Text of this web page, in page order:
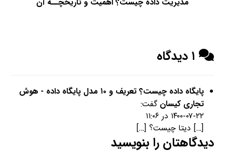
۱ دیدگاه
پایگاه داده چیست؟ تعریف و ۱۰ مدل پایگاه داده - هوش
تجاری کیسان گفت:
۱۴۰۰-۰۷-۲۲ در ۱۱:۰۶
[…] دیتا چیست؟ […]
دیدگاهتان را بنویسید